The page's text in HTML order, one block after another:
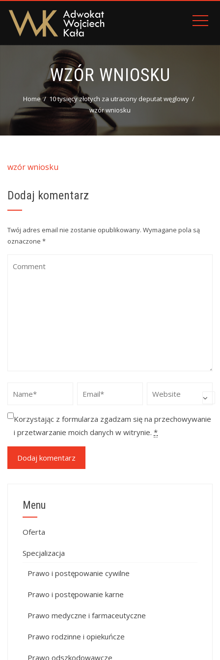
WZÓR WNIOSKU
Home
10 tysięcy złotych za utracony deputat węglowy
wzór wniosku
wzór wniosku
Dodaj komentarz
Twój adres email nie zostanie opublikowany. Wymagane pola są
oznaczone *
Korzystając z formularza zgadzam się na przechowywanie
i przetwarzanie moich danych w witrynie. *
Menu
Oferta
Specjalizacja
Prawo i postępowanie cywilne
Prawo i postępowanie karne
Prawo medyczne i farmaceutyczne
Prawo rodzinne i opiekuńcze
Prawo odszkodowawcze